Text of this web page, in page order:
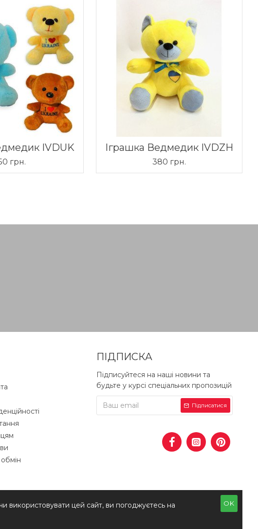
IVDUK
грн.
Іграшка Ведмедик IVDZH
380 грн.
ПІДПИСКА
Підписуйтеся на наші новини та
будьте у курсі спеціальних пропозицій
Підписатися
OK
використовувати цей сайт, ви погоджуєтесь на